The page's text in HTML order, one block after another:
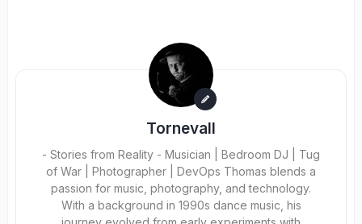
Tornevall
- Stories from Reality - Musician | Bedroom DJ | Tug
of War | Photographer | DevOps Thomas blends a
passion for music, photography, and technology.
With a background in 1990s dance music, his